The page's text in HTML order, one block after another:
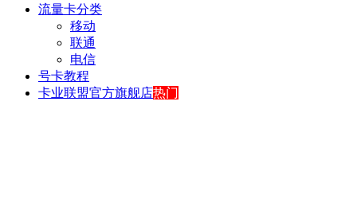
流量卡分类
移动
联通
电信
号卡教程
卡业联盟官方旗舰店热门